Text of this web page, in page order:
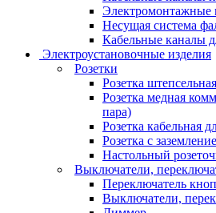
Электромонтажные
Несущая система
Кабельные каналы
Электроустановочные изделия
Розетки
Розетка штепсельная
Розетка медная
пара)
Розетка кабельная
Розетка с
Настольный
Выключатели,
Переключатель
Выключатели,